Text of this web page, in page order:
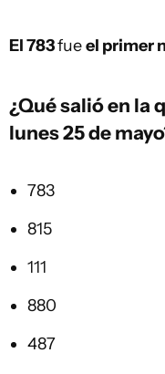
El 783fueel primer
¿Qué salió en la
lunes 25 de
783
815
111
880
487